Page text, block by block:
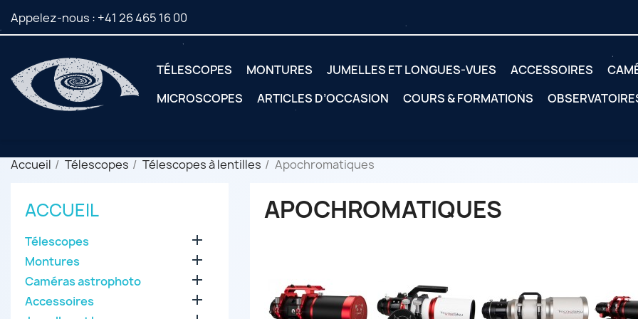
Appelez-nous : +41 26 465 16 00
TÉLESCOPES MONTURES JUMELLES ET LONGUES-VUES ACCESSOIRES
MICROSCOPES
ARTICLES D’OCCASION COURS & FORMATIONS
Accueil Télescopes Télescopes à lentilles Apochromatiques
ACCUEIL
Télescopes 
Montures 
Caméras astrophoto 
Accessoires 
APOCHROMATIQUES